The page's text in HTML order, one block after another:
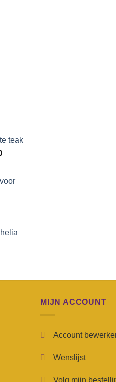
teak
Prijsklasse:
€ 41,90
MIJN ACCOUNT
Account
Wenslijst
Volg mijn